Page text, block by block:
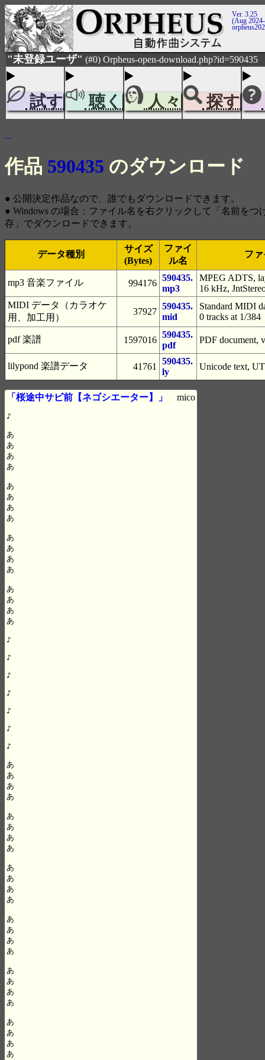
Ver. 3.25
(Aug
"未登録ユーザ" (#0) Orpheus-open-download.php?id=590435
試す 聴く 人々 探す
...
作品 590435 のダウンロード
● 公開決定作品なので、誰でもダウンロードできます。
● Windows の場合：ファイル名を右クリックして「名前をつ
存」でダウンロードできます。
データ種別
サイズ
(Bytes)
ファイ
ル名
フ
mp3 音楽ファイル 994176
590435.
mp3
MPEG ADTS,
16 kHz,
MIDI データ（カラオケ
用、加工用）
37927
590435.
mid
Standard MIDI
0 tracks at 1/384
pdf 楽譜 1597016
590435.
pdf
PDF document,
lilypond 楽譜データ 41761
590435.
ly
Unicode text,
「桜途中サビ前【ネゴシエーター】」 mico
♪
あ
あ
あ
あ
あ
あ
あ
あ
あ
あ
あ
あ
あ
あ
あ
あ
♪
♪
♪
♪
♪
♪
♪
あ
あ
あ
あ
あ
あ
あ
あ
あ
あ
あ
あ
あ
あ
あ
あ
あ
あ
あ
あ
あ
あ
あ
あ